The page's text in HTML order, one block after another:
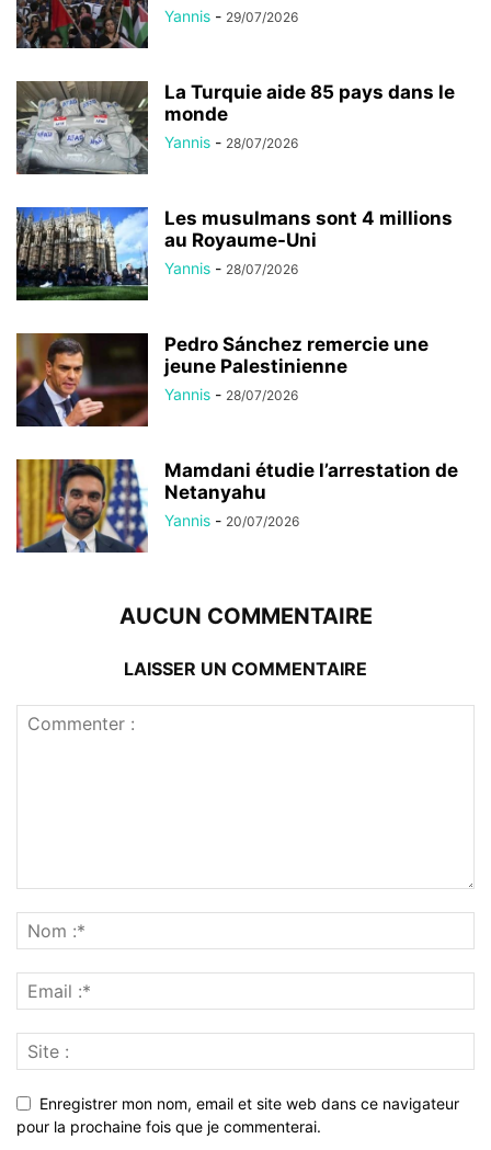
Yannis - 29/07/2026
La Turquie aide 85 pays dans le
monde
Yannis - 28/07/2026
Les musulmans sont 4 millions
au Royaume-Uni
Yannis - 28/07/2026
Pedro Sánchez remercie une
jeune Palestinienne
Yannis - 28/07/2026
Mamdani étudie l’arrestation de
Netanyahu
Yannis - 20/07/2026
AUCUN COMMENTAIRE
LAISSER UN COMMENTAIRE
Enregistrer mon nom, email et site web dans ce navigateur
pour la prochaine fois que je commenterai.